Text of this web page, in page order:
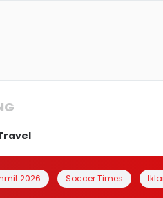
2026 Soccer Times